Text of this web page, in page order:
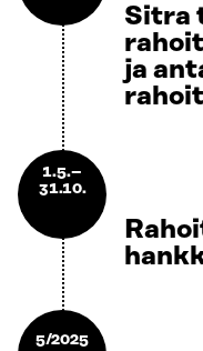
Sitra
ja
1.5.–
31.10.
5/2025